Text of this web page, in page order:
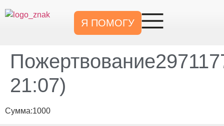
Я ПОМОГУ
21:07)
Сумма:1000